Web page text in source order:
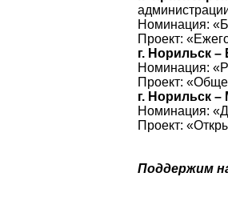
Номинация:
Проект:
г. Норильск
Номинация:
Проект:
г. Норильск
Номинация:
Проект:
Поддержим